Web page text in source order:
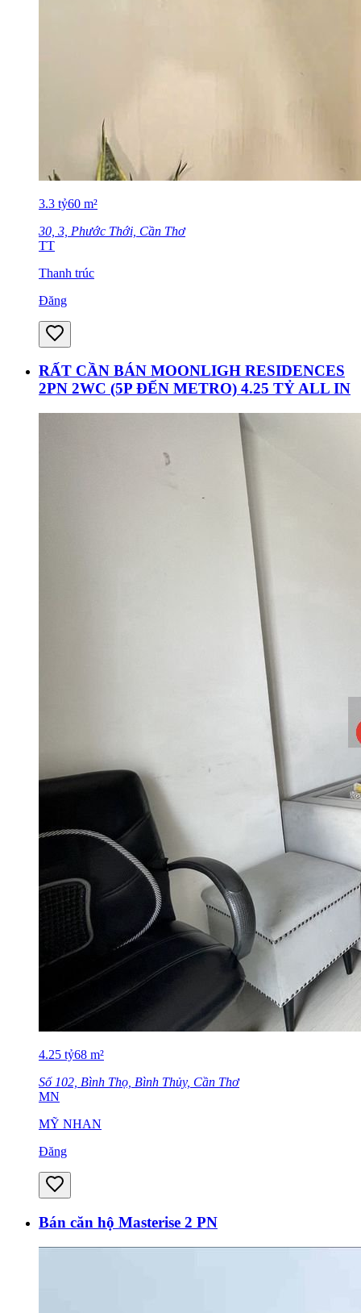
3.3 tỷ60 m²
30, 3, Phước Thới, Cần Thơ
TT
Thanh trúc
Đăng
RẤT CẦN BÁN MOONLIGH RESIDENCES
2PN 2WC (5P ĐẾN METRO) 4.25 TỶ ALL IN
4.25 tỷ68 m²
Số 102, Bình Thọ, Bình Thủy, Cần Thơ
MN
MỸ NHAN
Đăng
Bán căn hộ Masterise 2 PN